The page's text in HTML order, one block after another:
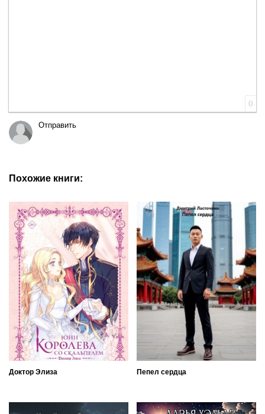
0
Отправить
Похожие книги:
Доктор Элиза Пепел сердца